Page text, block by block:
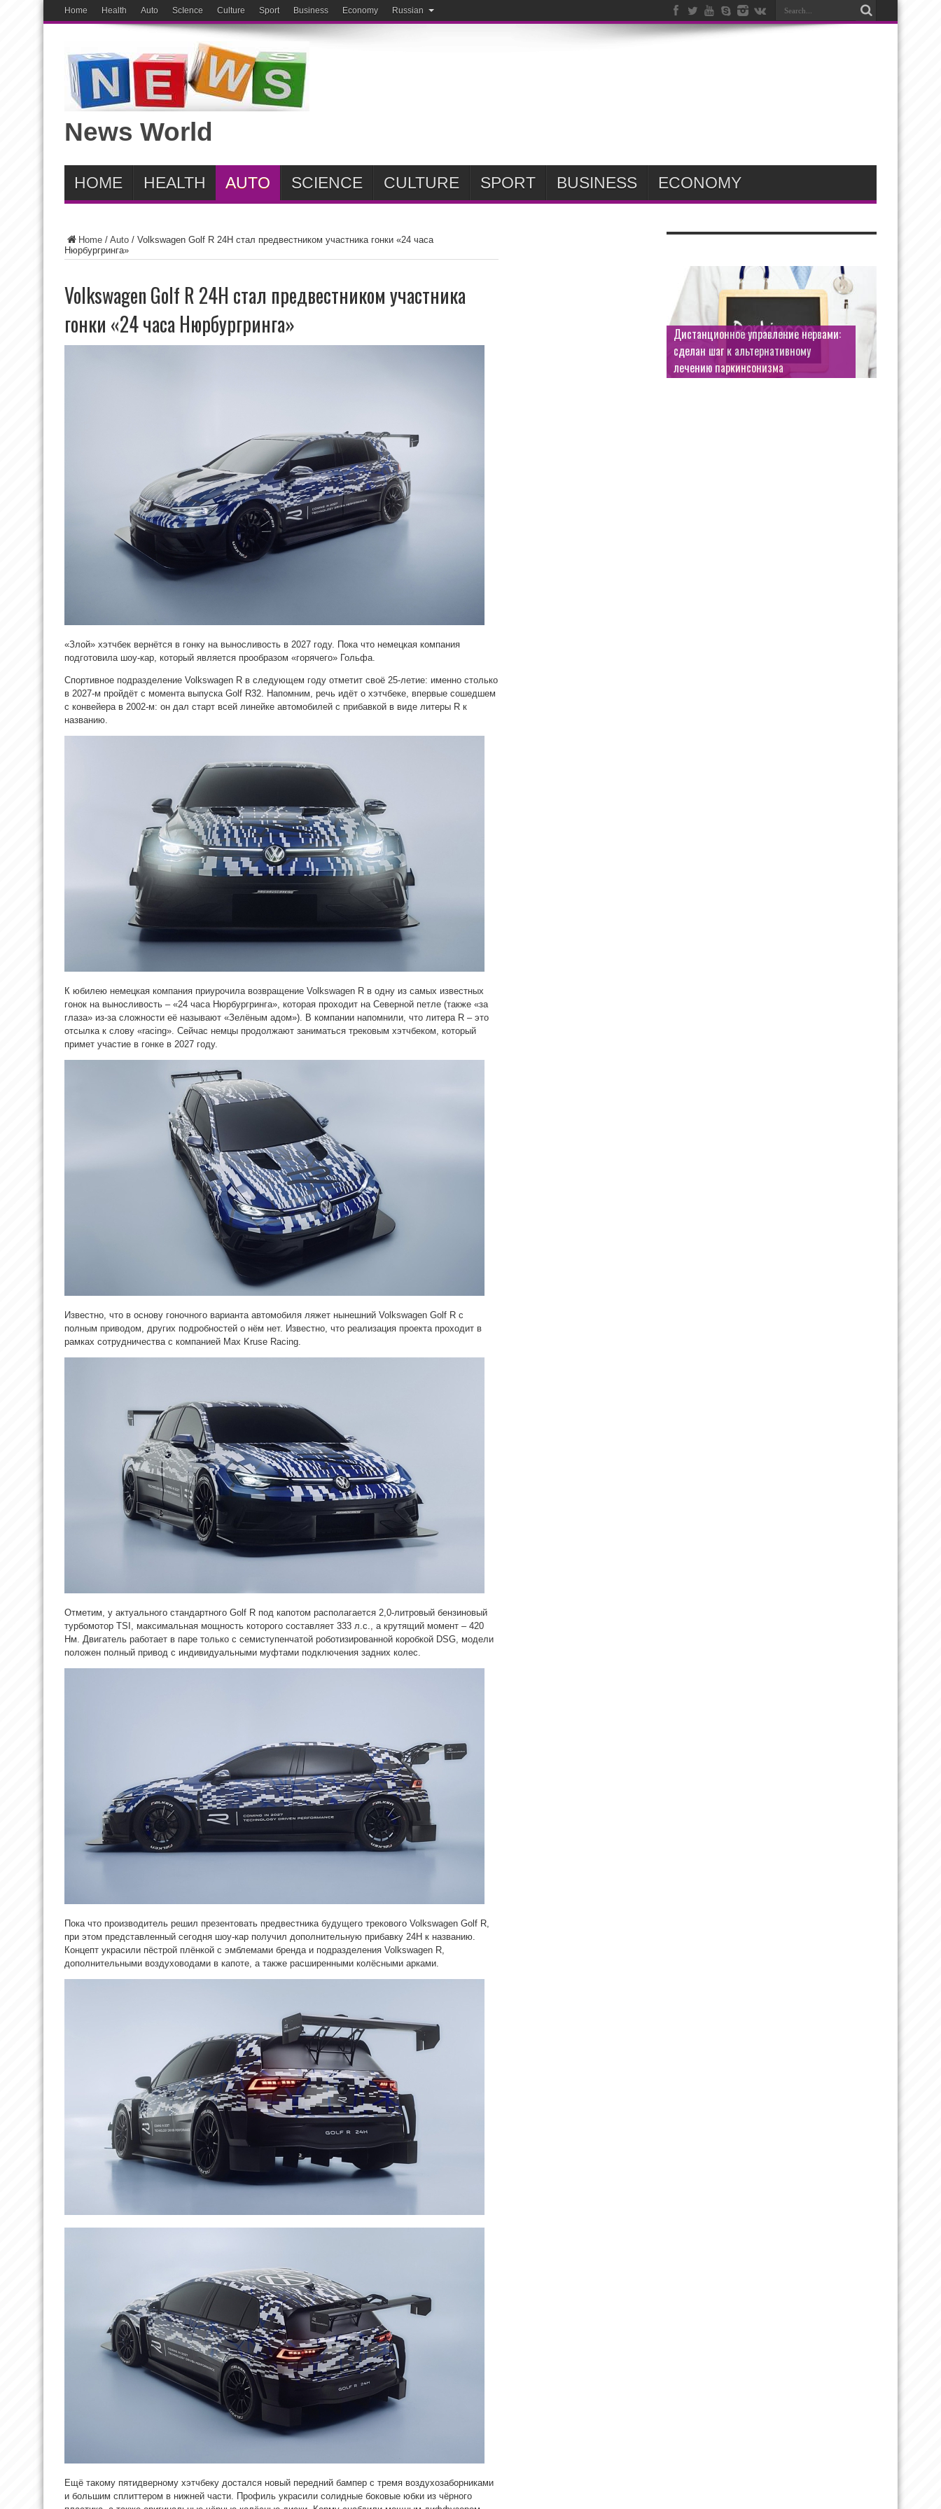
Home Health Auto ScIence Culture Sport Business Economy Russian
News World
HOME HEALTH AUTO SCIENCE CULTURE SPORT BUSINESS ECONOMY
Home / Auto / Volkswagen Golf R 24H стал предвестником участника гонки «24 часа
Нюрбургринга»
Volkswagen Golf R 24H стал предвестником участника
гонки «24 часа Нюрбургринга»
«Злой» хэтчбек вернётся в гонку на выносливость в 2027 году. Пока что немецкая компания
подготовила шоу-кар, который является прообразом «горячего» Гольфа.
Спортивное подразделение Volkswagen R в следующем году отметит своё 25-летие: именно столько
в 2027-м пройдёт с момента выпуска Golf R32. Напомним, речь идёт о хэтчбеке, впервые сошедшем
с конвейера в 2002-м: он дал старт всей линейке автомобилей с прибавкой в виде литеры R к
названию.
К юбилею немецкая компания приурочила возвращение Volkswagen R в одну из самых известных
гонок на выносливость – «24 часа Нюрбургринга», которая проходит на Северной петле (также «за
глаза» из-за сложности её называют «Зелёным адом»). В компании напомнили, что литера R – это
отсылка к слову «racing». Сейчас немцы продолжают заниматься трековым хэтчбеком, который
примет участие в гонке в 2027 году.
Известно, что в основу гоночного варианта автомобиля ляжет нынешний Volkswagen Golf R с
полным приводом, других подробностей о нём нет. Известно, что реализация проекта проходит в
рамках сотрудничества с компанией Max Kruse Racing.
Отметим, у актуального стандартного Golf R под капотом располагается 2,0-литровый бензиновый
турбомотор TSI, максимальная мощность которого составляет 333 л.с., а крутящий момент – 420
Нм. Двигатель работает в паре только с семиступенчатой роботизированной коробкой DSG, модели
положен полный привод с индивидуальными муфтами подключения задних колес.
Пока что производитель решил презентовать предвестника будущего трекового Volkswagen Golf R,
при этом представленный сегодня шоу-кар получил дополнительную прибавку 24H к названию.
Концепт украсили пёстрой плёнкой с эмблемами бренда и подразделения Volkswagen R,
дополнительными воздуховодами в капоте, а также расширенными колёсными арками.
Ещё такому пятидверному хэтчбеку достался новый передний бампер с тремя воздухозаборниками
и большим сплиттером в нижней части. Профиль украсили солидные боковые юбки из чёрного
Дистанционное управление нервами:
сделан шаг к альтернативному
лечению паркинсонизма